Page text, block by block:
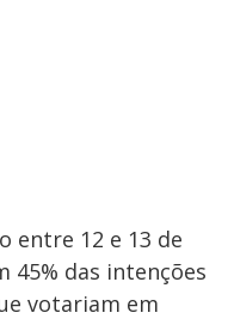
entre 12 e 13 de
45% das intenções
votariam em